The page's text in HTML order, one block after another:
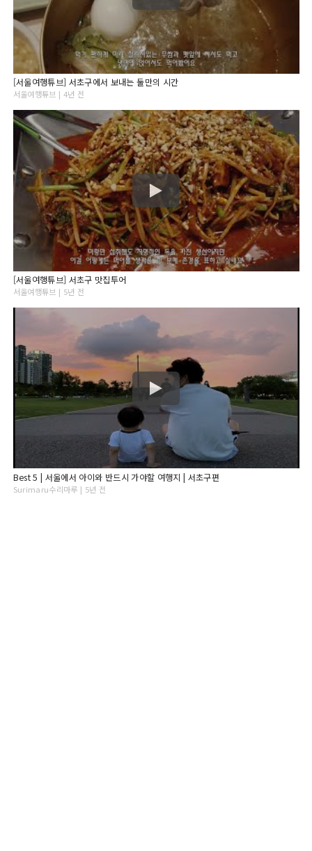
[서울여행튜브] 서초구에서 보내는 둘만의 시간
서울여행튜브 | 4년 전
[서울여행튜브] 서초구 맛집투어
서울여행튜브 | 5년 전
Best 5 | 서울에서 아이와 반드시 가야할 여행지 | 서초구편
Surimaru수리마루 | 5년 전